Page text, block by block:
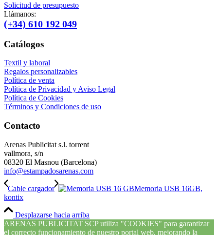
Solicitud de presupuesto
Llámanos:
(+34) 610 192 049
Catálogos
Textil y laboral
Regalos personalizables
Política de venta
Política de Privacidad y Aviso Legal
Política de Cookies
Términos y Condiciones de uso
Contacto
Arenas Publicitat s.l. torrent
vallmora, s/n
08320 El Masnou (Barcelona)
info@estampadosarenas.com
Cable cargador
Memoria USB 16GB,
kontix
Desplazarse hacia arriba
ARENAS PUBLICITAT SCP utiliza "COOKIES" para garantizar
el correcto funcionamiento de nuestro portal web, mejorando la